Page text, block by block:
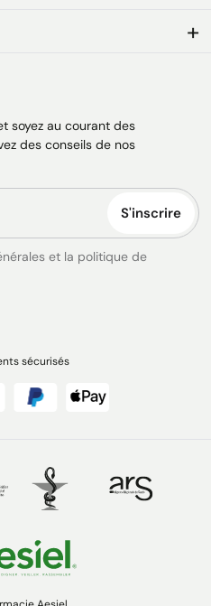
soyez au courant des
des conseils de nos
S'inscrire
et la politique de
sécurisés